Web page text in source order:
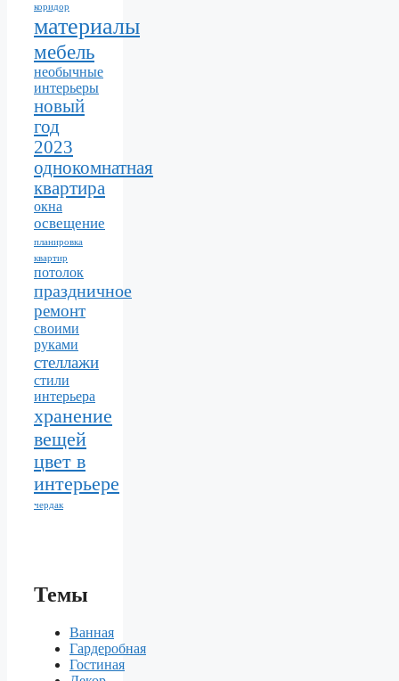
коридор
материалы
мебель
необычные
интерьеры
новый
год
2023
однокомнатная
квартира
окна
освещение
планировка
квартир
потолок
праздничное
ремонт
своими
руками
стеллажи
стили
интерьера
хранение
вещей
цвет в
интерьере
чердак
Темы
Ванная
Гардеробная
Гостиная